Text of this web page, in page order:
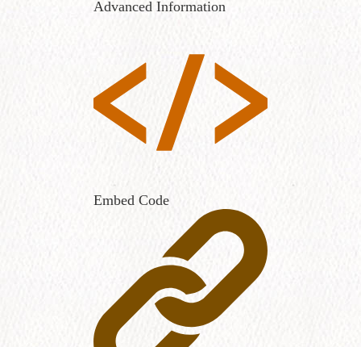
Advanced Information
Embed Code